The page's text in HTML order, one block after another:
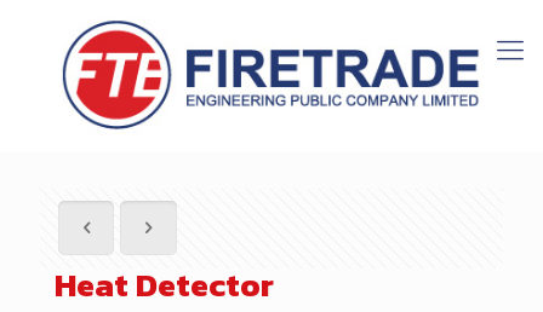
Heat Detector